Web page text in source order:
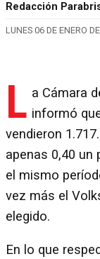
Redacción
LUNES 06 DE ENERO
L a Cámara
informó
vendieron
apenas 0,40 un
el mismo
vez más el
elegido.
En lo que